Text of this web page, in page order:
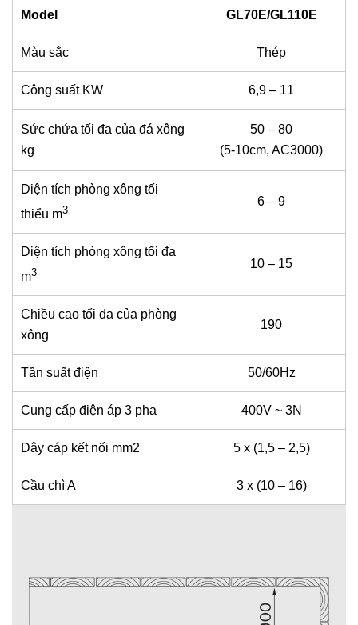
Model GL70E/GL110E
Màu sắc Thép
Công suất KW 6,9 – 11
Sức chứa tối đa của đá xông
kg
50 – 80
(5-10cm, AC3000)
Diện tích phòng xông tối
thiểu m3
6 – 9
Diện tích phòng xông tối đa
m3
10 – 15
Chiều cao tối đa của phòng
xông
190
Tần suất điện 50/60Hz
Cung cấp điện áp 3 pha 400V ~ 3N
Dây cáp kết nối mm2 5 x (1,5 – 2,5)
Cầu chì A 3 x (10 – 16)